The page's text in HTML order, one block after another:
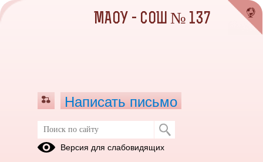
Независимая оценка качества
условий осуществления
МАОУ - СОШ № 137
Написать письмо
Версия для слабовидящих